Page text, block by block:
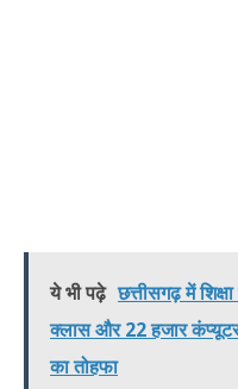
ये भी पढ़े छत्तीसगढ़ में
क्लास और 22 हजार
का तोहफा